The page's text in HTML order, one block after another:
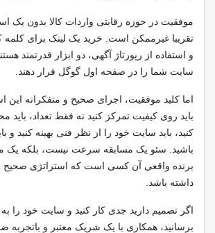
موفقیت در حوزه رقابتی واردات کالا بدون یک
تقریبا غیرممکن است. خرید بک لینک برای کلمه
و استفاده از رپورتاژ آگهی، دو ابزار قدرتمند
سایت شما را در صفحه اول گوگل قرار دهند.
اما کلید موفقیت، اجرای صحیح و متفکرانه این
باید روی کیفیت تمرکز کنید نه فقط تعداد، باید
کنید، باید سایت خود را از نظر فنی بهینه کنید و
باشید. سئو یک مسابقه سرعت نیست، بلکه یک
برنده واقعی آن کسی است که استراتژی صحیح
داشته باشد.
اگر تصمیم دارید جدی کار کنید و سایت خود را
برسانید، همکاری با یک شریک معتبر و